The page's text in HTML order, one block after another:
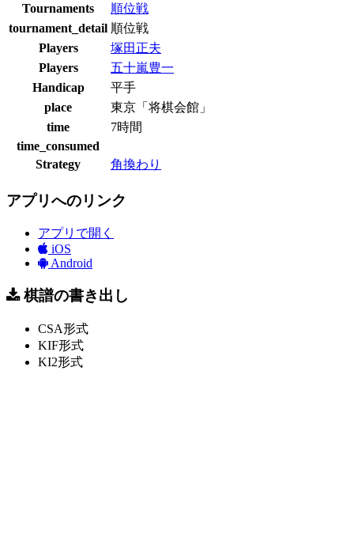
Tournaments
順位戦
tournament_detail 順位戦
Players
塚田正夫
Players
五十嵐豊一
Handicap
平手
place
東京「将棋会館」
time
7時間
time_consumed
Strategy
角換わり
アプリへのリンク
アプリで開く
iOS
Android
棋譜の書き出し
CSA形式
KIF形式
KI2形式